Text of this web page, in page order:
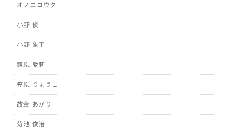
オノエコウタ
小野 俊
小野 象平
鏡原 愛莉
笠原 りょうこ
故金 あかり
菊池 俊治